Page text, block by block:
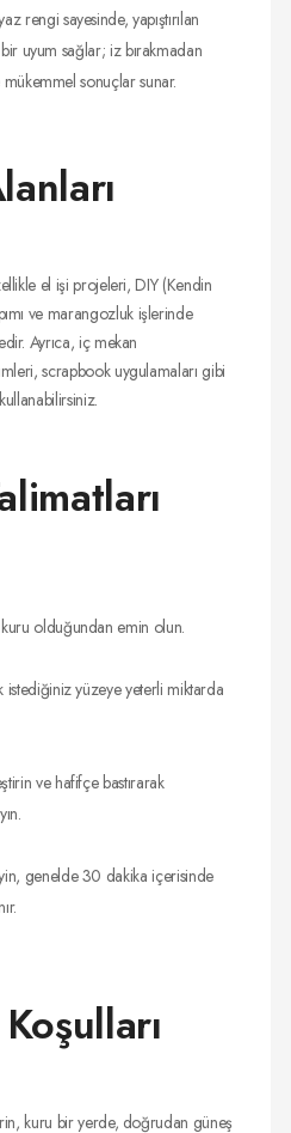
rengi sayesinde, yapıştırılan
uyum sağlar; iz bırakmadan
sonuçlar sunar.
el işi projeleri, DIY (Kendin
ve marangozluk işlerinde
Ayrıca, iç mekan
scrapbook uygulamaları gibi
olduğundan emin olun.
istediğiniz yüzeye yeterli miktarda
ve hafifçe bastırarak
genelde 30 dakika içerisinde
kuru bir yerde, doğrudan güneş